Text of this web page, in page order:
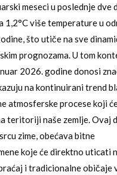
meseci u poslednje dve
1,2°C više temperature u
što utiče na sve
prognozama. U tom
2026. godine donosi
na kontinuirani trend
atmosferske procese koji
teritoriji naše zemlje. Ovaj
zime, obećava bitne
koje će direktno uticati
i tradicionalne običaje